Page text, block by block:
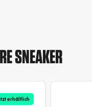
SNEAKER
erhältlich